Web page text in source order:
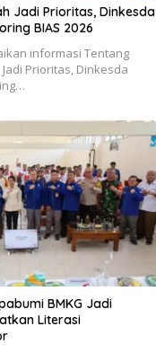
Jadi Prioritas, Dinkesda
BIAS 2026
informasi Tentang
Prioritas, Dinkesda
BMKG Jadi
Literasi